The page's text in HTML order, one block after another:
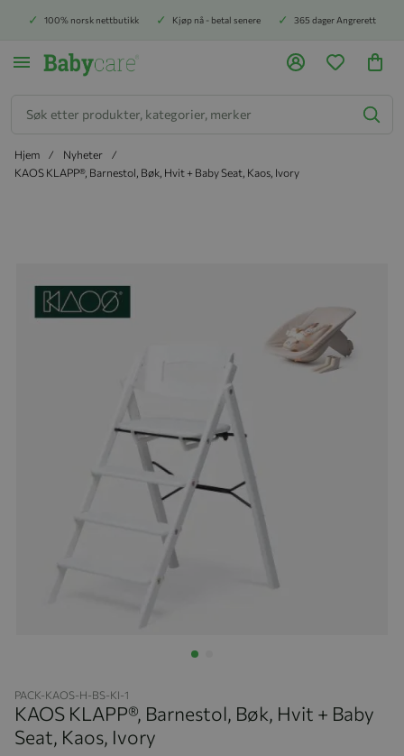
100% norsk nettbutikk Kjøp nå - betal senere 365 dager Angrerett
Hjem
Nyheter
KAOS KLAPP®, Barnestol, Bøk, Hvit + Baby Seat, Kaos, Ivory
PACK-KAOS-H-BS-KI-1
KAOS KLAPP®, Barnestol, Bøk, Hvit + Baby
Seat, Kaos, Ivory